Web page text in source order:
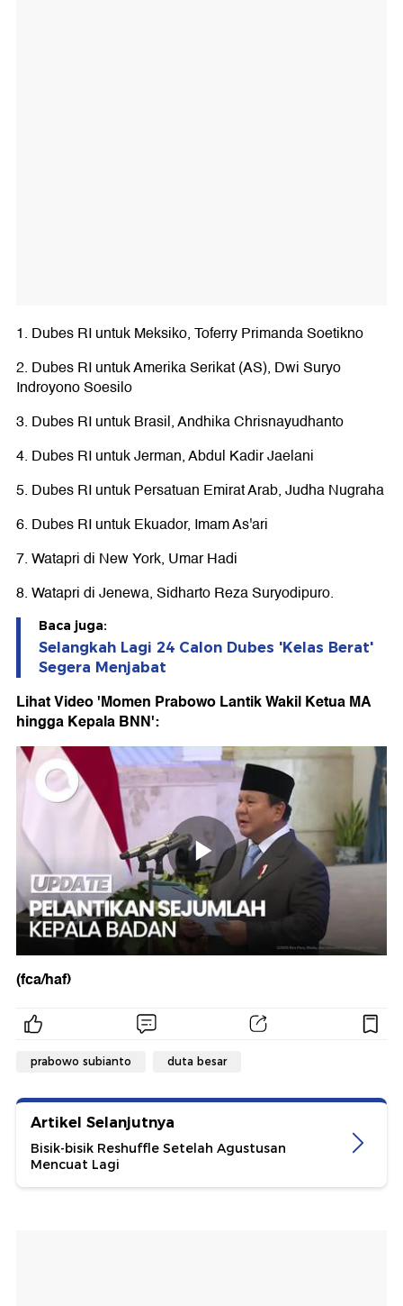
1. Dubes RI untuk Meksiko, Toferry Primanda Soetikno
2. Dubes RI untuk Amerika Serikat (AS), Dwi Suryo
Indroyono Soesilo
3. Dubes RI untuk Brasil, Andhika Chrisnayudhanto
4. Dubes RI untuk Jerman, Abdul Kadir Jaelani
5. Dubes RI untuk Persatuan Emirat Arab, Judha Nugraha
6. Dubes RI untuk Ekuador, Imam As'ari
7. Watapri di New York, Umar Hadi
8. Watapri di Jenewa, Sidharto Reza Suryodipuro.
Baca juga:
Selangkah Lagi 24 Calon Dubes 'Kelas Berat'
Segera Menjabat
Lihat Video 'Momen Prabowo Lantik Wakil Ketua MA
hingga Kepala BNN':
(fca/haf)
prabowo subianto duta besar
Artikel Selanjutnya
Bisik-bisik Reshuffle Setelah Agustusan
Mencuat Lagi